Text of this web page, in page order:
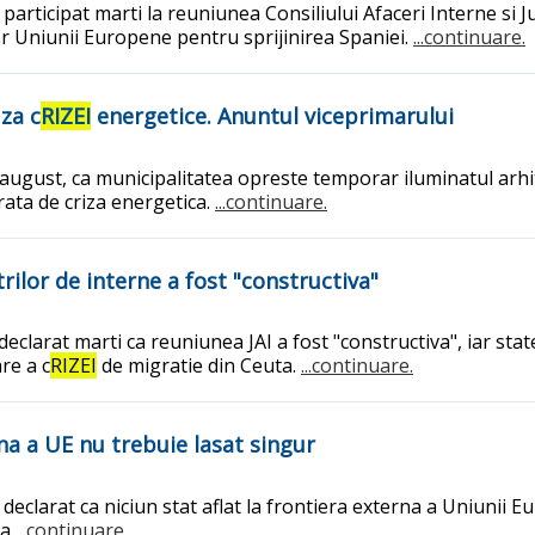
marti la reuniunea Consiliului Afaceri Interne si
Europene pentru sprijinirea Spaniei. ...continuare.
cRIZEI energetice. Anuntul viceprimarului
ca municipalitatea opreste temporar iluminatul
de criza energetica. ...continuare.
de interne a fost "constructiva"
marti ca reuniunea JAI a fost "constructiva", iar
a cRIZEI de migratie din Ceuta. ...continuare.
a UE nu trebuie lasat singur
ca niciun stat aflat la frontiera externa a Uniunii